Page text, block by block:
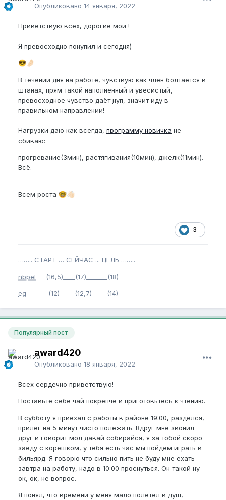
Опубликовано 14 января, 2022
Приветствую всех, дорогие мои !
Я превосходно понупил и сегодня)
😎 🤌🏻
В течении дня на работе, чувствую как член болтается в
штанах, прям такой наполненный и увесистый,
превосходное чувство даётнуп, значит иду в
правильном направлении!
Нагрузки даю как всегда, программу новичка не
сбиваю:
прогревание(3мин), растягивания(10мин), джелк(11мин).
Всё.
Всем роста 🤓👋🏻
3
…….. СТАРТ … СЕЙЧАС ... ЦЕЛЬ ……..
nbpel (16,5)____(17)_______(18)
eg (12)_____(12,7)_____(14)
Популярный пост
award420
Опубликовано 18 января, 2022
Всех сердечно приветствую!
Поставьте себе чай покрепче и приготовьтесь к чтению.
В субботу я приехал с работы в районе 19:00, разделся,
прилёг на 5 минут чисто полежать. Вдруг мне звонил
друг и говорит мол давай собирайся, я за тобой скоро
заеду с корешком, у тебя есть час мы пойдём играть в
бильярд. Я говорю что сильно пить не буду мне ехать
завтра на работу, надо в 10:00 проснуться. Он такой ну
ок, ок, не вопрос.
Я понял, что времени у меня мало полетел в душ,